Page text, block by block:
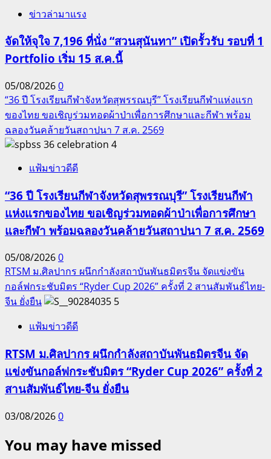
ข่าวล่ามาแรง
จัดให้จุใจ 7,196 ที่นั่ง “สวนสุนันทา” เปิดรั้วรับ รอบที่ 1
Portfolio เริ่ม 15 ส.ค.นี้
05/08/20260
“36 ปี โรงเรียนกีฬาจังหวัดสุพรรณบุรี” โรงเรียนกีฬาแห่งแรก
ของไทย ขอเชิญร่วมทอดผ้าป่าเพื่อการศึกษาและกีฬา พร้อม
ฉลองวันคล้ายวันสถาปนา 7 ส.ค. 2569
4
แฟ้มข่าวดีดี
“36 ปี โรงเรียนกีฬาจังหวัดสุพรรณบุรี” โรงเรียนกีฬา
แห่งแรกของไทย ขอเชิญร่วมทอดผ้าป่าเพื่อการศึกษา
และกีฬา พร้อมฉลองวันคล้ายวันสถาปนา 7 ส.ค. 2569
05/08/20260
RTSM ม.ศิลปากร ผนึกกำลังสถาบันพันธมิตรจีน จัดแข่งขัน
กอล์ฟกระชับมิตร “Ryder Cup 2026” ครั้งที่ 2 สานสัมพันธ์ไทย-
จีน ยั่งยืน
5
แฟ้มข่าวดีดี
RTSM ม.ศิลปากร ผนึกกำลังสถาบันพันธมิตรจีน จัด
แข่งขันกอล์ฟกระชับมิตร “Ryder Cup 2026” ครั้งที่ 2
สานสัมพันธ์ไทย-จีน ยั่งยืน
03/08/20260
You may have missed